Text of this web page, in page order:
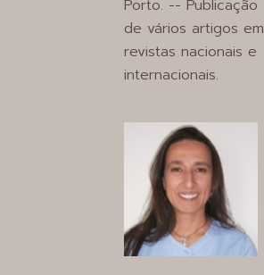
Porto. -- Publicação
de vários artigos em
revistas nacionais e
internacionais.